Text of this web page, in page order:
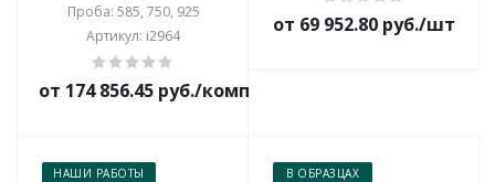
Проба: 585, 750, 925
Артикул: i2964
от 174 856.45 руб./комплект
от 69 952.80 руб./шт
НАШИ РАБОТЫ
В ОБРАЗЦАХ